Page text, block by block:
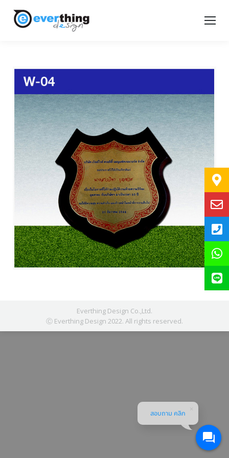
Everthing Design Co.,Ltd.
Ⓒ Everthing Design 2022. All rights reserved.
สอบถาม คลิก